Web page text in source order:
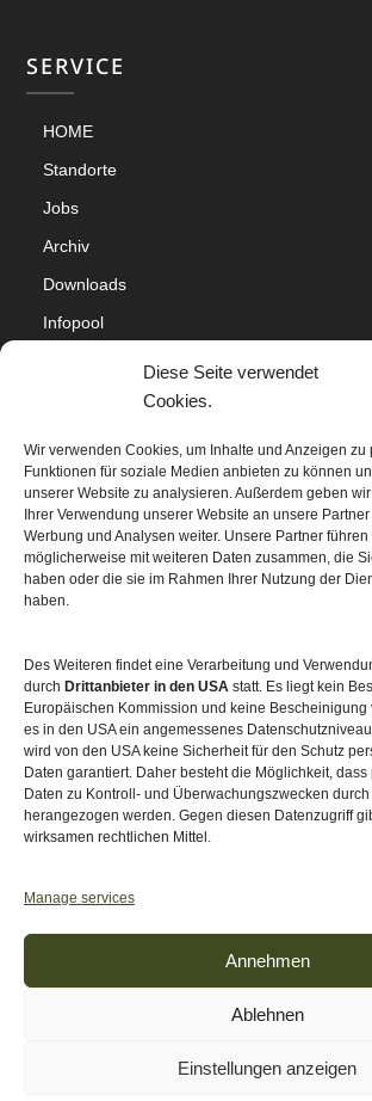
Diese Seite verwendet
Cookies.
Wir verwenden Cookies, um Inhalte und Anzeigen
Funktionen für soziale Medien anbieten zu können
unserer Website zu analysieren. Außerdem geben
Ihrer Verwendung unserer Website an unsere
Werbung und Analysen weiter. Unsere Partner
möglicherweise mit weiteren Daten zusammen, die
haben oder die sie im Rahmen Ihrer Nutzung der
haben.
Des Weiteren findet eine Verarbeitung und
durch Drittanbieter in den USA statt. Es liegt kein
Europäischen Kommission und keine Bescheinigung
es in den USA ein angemessenes
wird von den USA keine Sicherheit für den Schutz
Daten garantiert. Daher besteht die Möglichkeit,
Daten zu Kontroll- und Überwachungszwecken
herangezogen werden. Gegen diesen Datenzugriff
wirksamen rechtlichen Mittel.
Manage services
Annehmen
Ablehnen
Einstellungen anzeigen
SERVICE
HOME
Standorte
Jobs
Archiv
Downloads
Infopool
Sitemap